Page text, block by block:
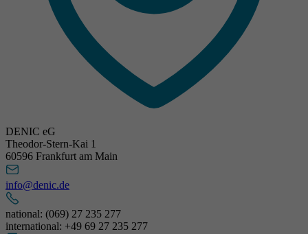
DENIC eG
Theodor-Stern-Kai 1
60596 Frankfurt am Main
info@denic.de
national: (069) 27 235 277
international: +49 69 27 235 277